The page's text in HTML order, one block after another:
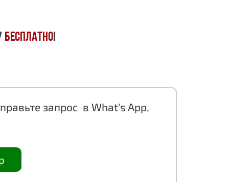
БЕСПЛАТНО!
запрос в What's App,